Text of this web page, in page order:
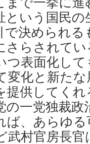
という国民
で決められ
さらされて
つ表面化し
変化と新た
提供してく
の一党独裁
ば、あらゆ
武村官房長